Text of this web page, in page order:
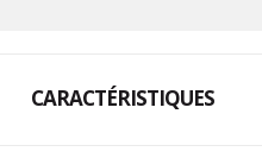
CARACTÉRISTIQUES